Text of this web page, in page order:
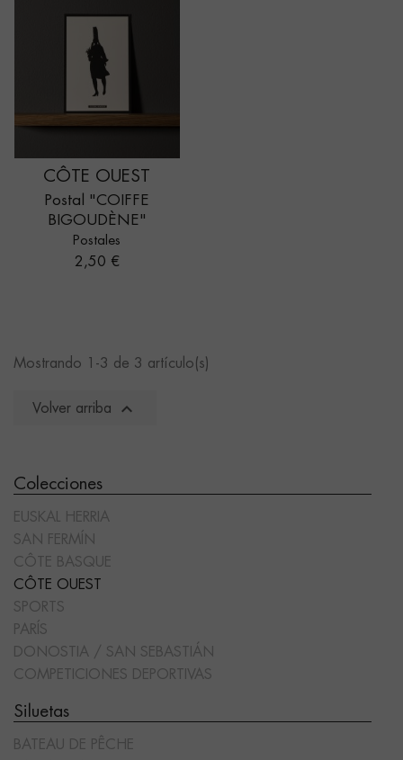
Colecciones
EUSKAL HERRIA
SAN FERMÍN
CÔTE BASQUE
CÔTE OUEST
SPORTS
PARÍS
DONOSTIA / SAN SEBASTIÁN
COMPETICIONES DEPORTIVAS
Siluetas
BATEAU DE PÊCHE
CÔTE OUEST
Postal "COIFFE
BIGOUDÈNE"
Postales
Precio
2,50 €
Mostrando 1-3 de 3 artículo(s)
Volver arriba 